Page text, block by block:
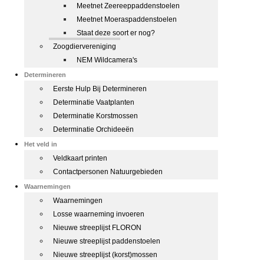
Meetnet Zeereeppaddenstoelen
Meetnet Moeraspaddenstoelen
Staat deze soort er nog?
Zoogdiervereniging
NEM Wildcamera's
Determineren
Eerste Hulp Bij Determineren
Determinatie Vaatplanten
Determinatie Korstmossen
Determinatie Orchideeën
Het veld in
Veldkaart printen
Contactpersonen Natuurgebieden
Waarnemingen
Waarnemingen
Losse waarneming invoeren
Nieuwe streeplijst FLORON
Nieuwe streeplijst paddenstoelen
Nieuwe streeplijst (korst)mossen